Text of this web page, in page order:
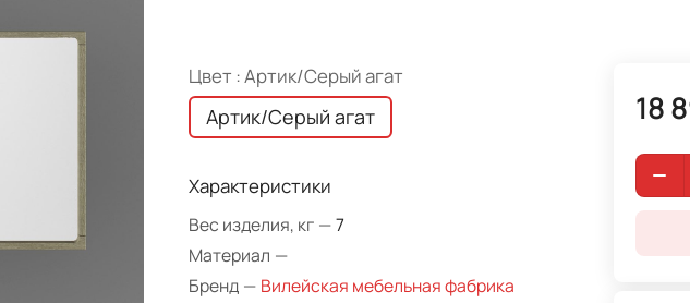
Цвет :Артик/Серый агат
Артик/Серый агат
Характеристики
Вес изделия, кг —7
Материал —
Бренд — Вилейская мебельная фабрика
18